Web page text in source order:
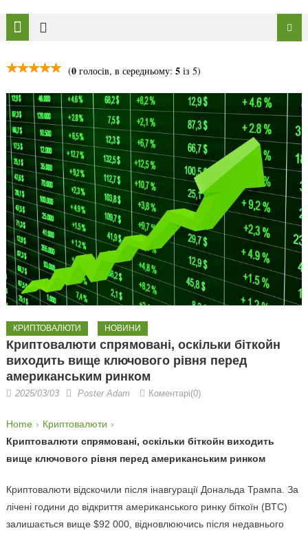
(0голосів, в середньому: 5із 5)
КРИПТОВАЛЮТИ НОВИНИ
Криптовалюти спрямовані, оскільки біткойн
виходить вище ключового рівня перед
американським ринком
2025/03/03 Poster Adam Коментарі(0)
Home
Криптовалюти
Криптовалюти спрямовані, оскільки біткойн виходить
вище ключового рівня перед американським ринком
Криптовалюти відскочили після інавгурації Дональда Трампа. За
лічені години до відкриття американського ринку біткоїн (BTC)
залишається вище $92 000, відновлюючись після недавнього